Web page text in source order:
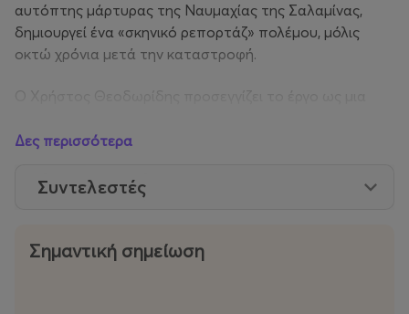
αυτόπτης μάρτυρας της Ναυμαχίας της Σαλαμίνας,
δημιουργεί ένα «σκηνικό ρεπορτάζ» πολέμου, μόλις
οκτώ χρόνια μετά την καταστροφή.
σκηνοθετική του πορεία πάνω σε πολιτικά φορτισμένα
Δες περισσότερα
Συντελεστές
Σημαντική σημείωση